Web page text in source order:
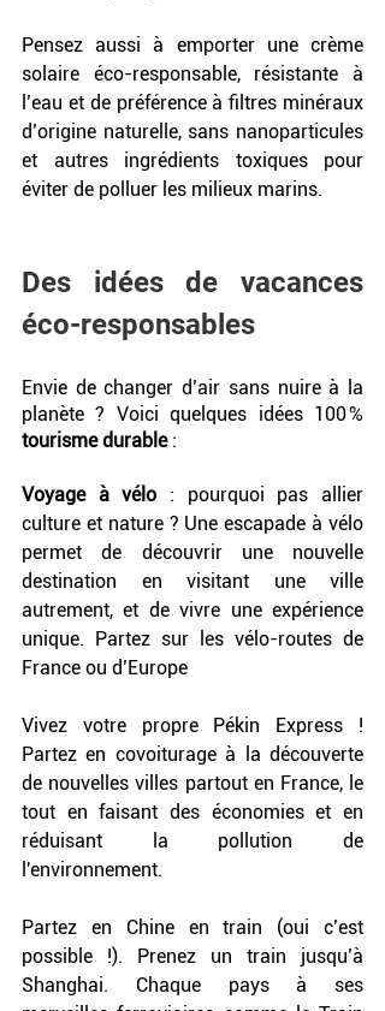
Pensez aussi à emporter une crème
solaire éco-responsable, résistante à
l’eau et de préférence à filtres minéraux
d’origine naturelle, sans nanoparticules
et autres ingrédients toxiques pour
éviter de polluer les milieux marins.
Des idées de vacances
éco-responsables
Envie de changer d’air sans nuire à la
tourisme durable :
Voyage à vélo : pourquoi pas allier
culture et nature ? Une escapade à vélo
permet de découvrir une nouvelle
destination en visitant une ville
autrement, et de vivre une expérience
unique. Partez sur les vélo-routes de
France ou d’Europe
Vivez votre propre Pékin Express !
Partez en covoiturage à la découverte
de nouvelles villes partout en France, le
tout en faisant des économies et en
réduisant la pollution de
l'environnement.
Partez en Chine en train (oui c’est
possible !). Prenez un train jusqu’à
Shanghai. Chaque pays à ses